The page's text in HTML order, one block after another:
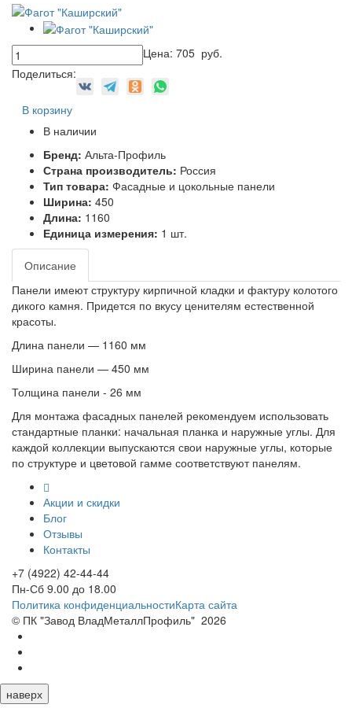
Цена: 705 руб.
Поделиться:
В корзину
В наличии
Бренд: Альта-Профиль
Страна производитель: Россия
Тип товара: Фасадные и цокольные панели
Ширина: 450
Длина: 1160
Единица измерения: 1 шт.
Описание
Панели имеют структуру кирпичной кладки и фактуру колотого
дикого камня. Придется по вкусу ценителям естественной
красоты.
Длина панели — 1160 мм
Ширина панели — 450 мм
Толщина панели - 26 мм
Для монтажа фасадных панелей рекомендуем использовать
стандартные планки: начальная планка и наружные углы. Для
каждой коллекции выпускаются свои наружные углы, которые
по структуре и цветовой гамме соответствуют панелям.
Акции и скидки
Блог
Отзывы
Контакты
+7 (4922) 42-44-44
Пн-Сб 9.00 до 18.00
Политика конфиденциальностиКарта сайта
© ПК "Завод ВладМеталлПрофиль" 2026
наверх